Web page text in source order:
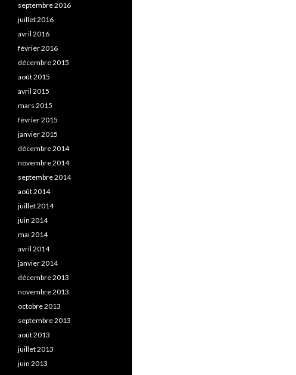
septembre 2016
juillet 2016
avril 2016
février 2016
décembre 2015
août 2015
avril 2015
mars 2015
février 2015
janvier 2015
décembre 2014
novembre 2014
septembre 2014
août 2014
juillet 2014
juin 2014
mai 2014
avril 2014
janvier 2014
décembre 2013
novembre 2013
octobre 2013
septembre 2013
août 2013
juillet 2013
juin 2013